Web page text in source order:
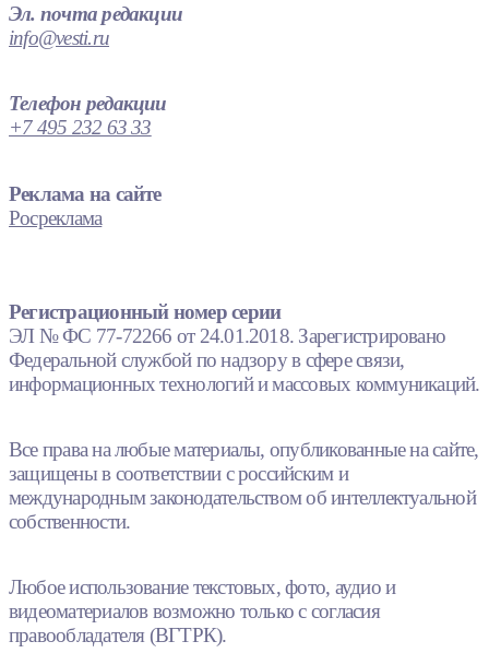
Эл. почта редакции
info@vesti.ru
Телефон редакции
+7 495 232 63 33
Реклама на сайте
Росреклама
Регистрационный номер серии
ЭЛ № ФС 77-72266 от 24.01.2018. Зарегистрировано
Федеральной службой по надзору в сфере связи,
информационных технологий и массовых коммуникаций.
Все права на любые материалы, опубликованные на сайте,
защищены в соответствии с российским и
международным законодательством об интеллектуальной
собственности.
Любое использование текстовых, фото, аудио и
видеоматериалов возможно только с согласия
правообладателя (ВГТРК).